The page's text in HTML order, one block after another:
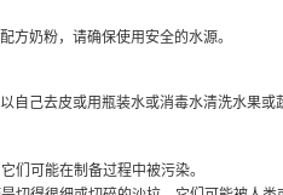
方奶粉，请确保使用安全的水源。
自己去皮或用瓶装水或消毒水清洗水果
们可能在制备过程中被污染。